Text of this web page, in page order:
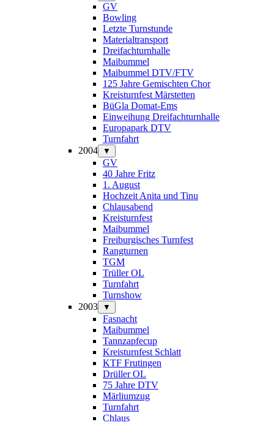
GV
Bowling
Letzte Turnstunde
Materialtransport
Dreifachturnhalle
Maibummel
Maibummel DTV/FTV
125 Jahre Gemischten Chor
Kreisturnfest Märstetten
BüGla Domat-Ems
Einweihung Dreifachturnhalle
Europapark DTV
Turnfahrt
2004
▼
GV
40 Jahre Fritz
1. August
Hochzeit Anita und Tinu
Chlausabend
Kreisturnfest
Maibummel
Freiburgisches Turnfest
Rangturnen
TGM
Trüller OL
Turnfahrt
Turnshow
2003
▼
Fasnacht
Maibummel
Tannzapfecup
Kreisturnfest Schlatt
KTF Frutingen
Drüller OL
75 Jahre DTV
Märliumzug
Turnfahrt
Chlaus